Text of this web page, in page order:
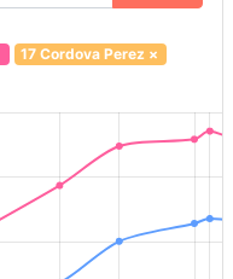
17 Cordova Perez×